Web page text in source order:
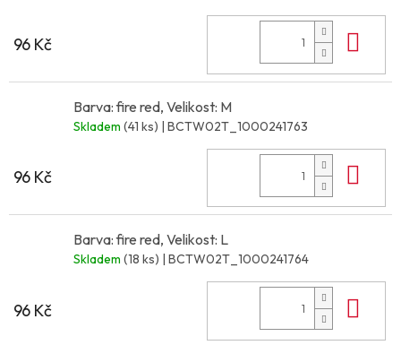
96 Kč
Barva: fire red, Velikost: M
Skladem (41 ks) | BCTW02T_1000241763
96 Kč
Barva: fire red, Velikost: L
Skladem (18 ks) | BCTW02T_1000241764
96 Kč